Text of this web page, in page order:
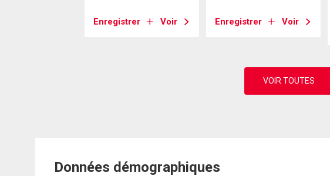
Enregistrer Voir Enregistrer Voir
Données démographiques